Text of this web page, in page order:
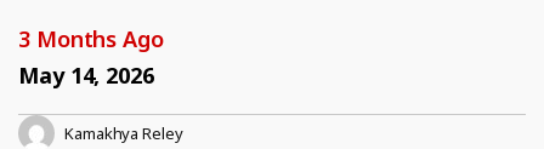
3 Months Ago
May 14, 2026
Kamakhya Reley